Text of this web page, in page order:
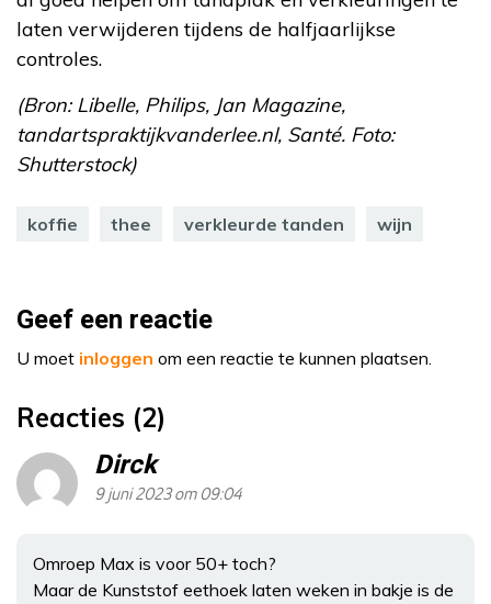
laten verwijderen tijdens de halfjaarlijkse
controles.
(Bron: Libelle, Philips, Jan Magazine,
tandartspraktijkvanderlee.nl, Santé. Foto:
Shutterstock)
koffie thee verkleurde tanden wijn
Geef een reactie
U moet inloggen om een reactie te kunnen plaatsen.
Reacties (2)
Dirck
9 juni 2023 om 09:04
Omroep Max is voor 50+ toch?
Maar de Kunststof eethoek laten weken in bakje is de